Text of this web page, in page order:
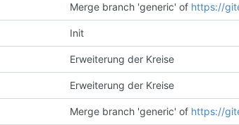
Merge branch 'generic' of https://
Init
Erweiterung der Kreise
Erweiterung der Kreise
Merge branch 'generic' of https://